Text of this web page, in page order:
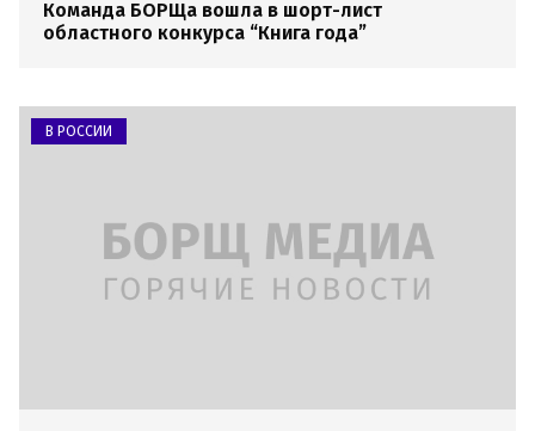
Команда БОРЩа вошла в шорт-лист
областного конкурса “Книга года”
В РОССИИ